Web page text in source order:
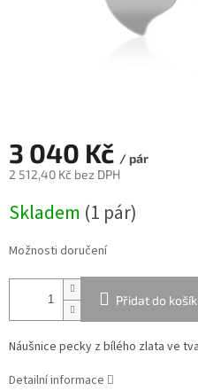
3 040 Kč / pár
2 512,40 Kč bez DPH
cena:
Skladem (1 pár)
Možnosti doručení
Přidat do
Náušnice pecky z bílého zlata ve
Detailní informace